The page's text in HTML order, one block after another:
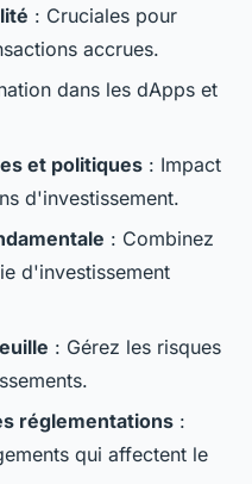
: Cruciales pour
accrues.
dans les dApps et
et politiques : Impact
d'investissement.
: Combinez
d'investissement
: Gérez les risques
réglementations :
qui affectent le